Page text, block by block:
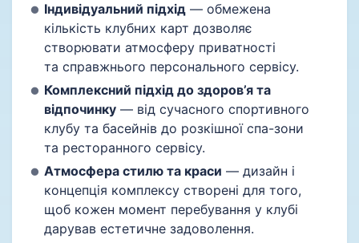
Індивідуальний підхід — обмежена
кількість клубних карт дозволяє
створювати атмосферу приватності
та справжнього персонального сервісу.
Комплексний підхід до здоров’я та
відпочинку — від сучасного спортивного
клубу та басейнів до розкішної спа-зони
та ресторанного сервісу.
Атмосфера стилю та краси — дизайн і
концепція комплексу створені для того,
щоб кожен момент перебування у клубі
дарував естетичне задоволення.